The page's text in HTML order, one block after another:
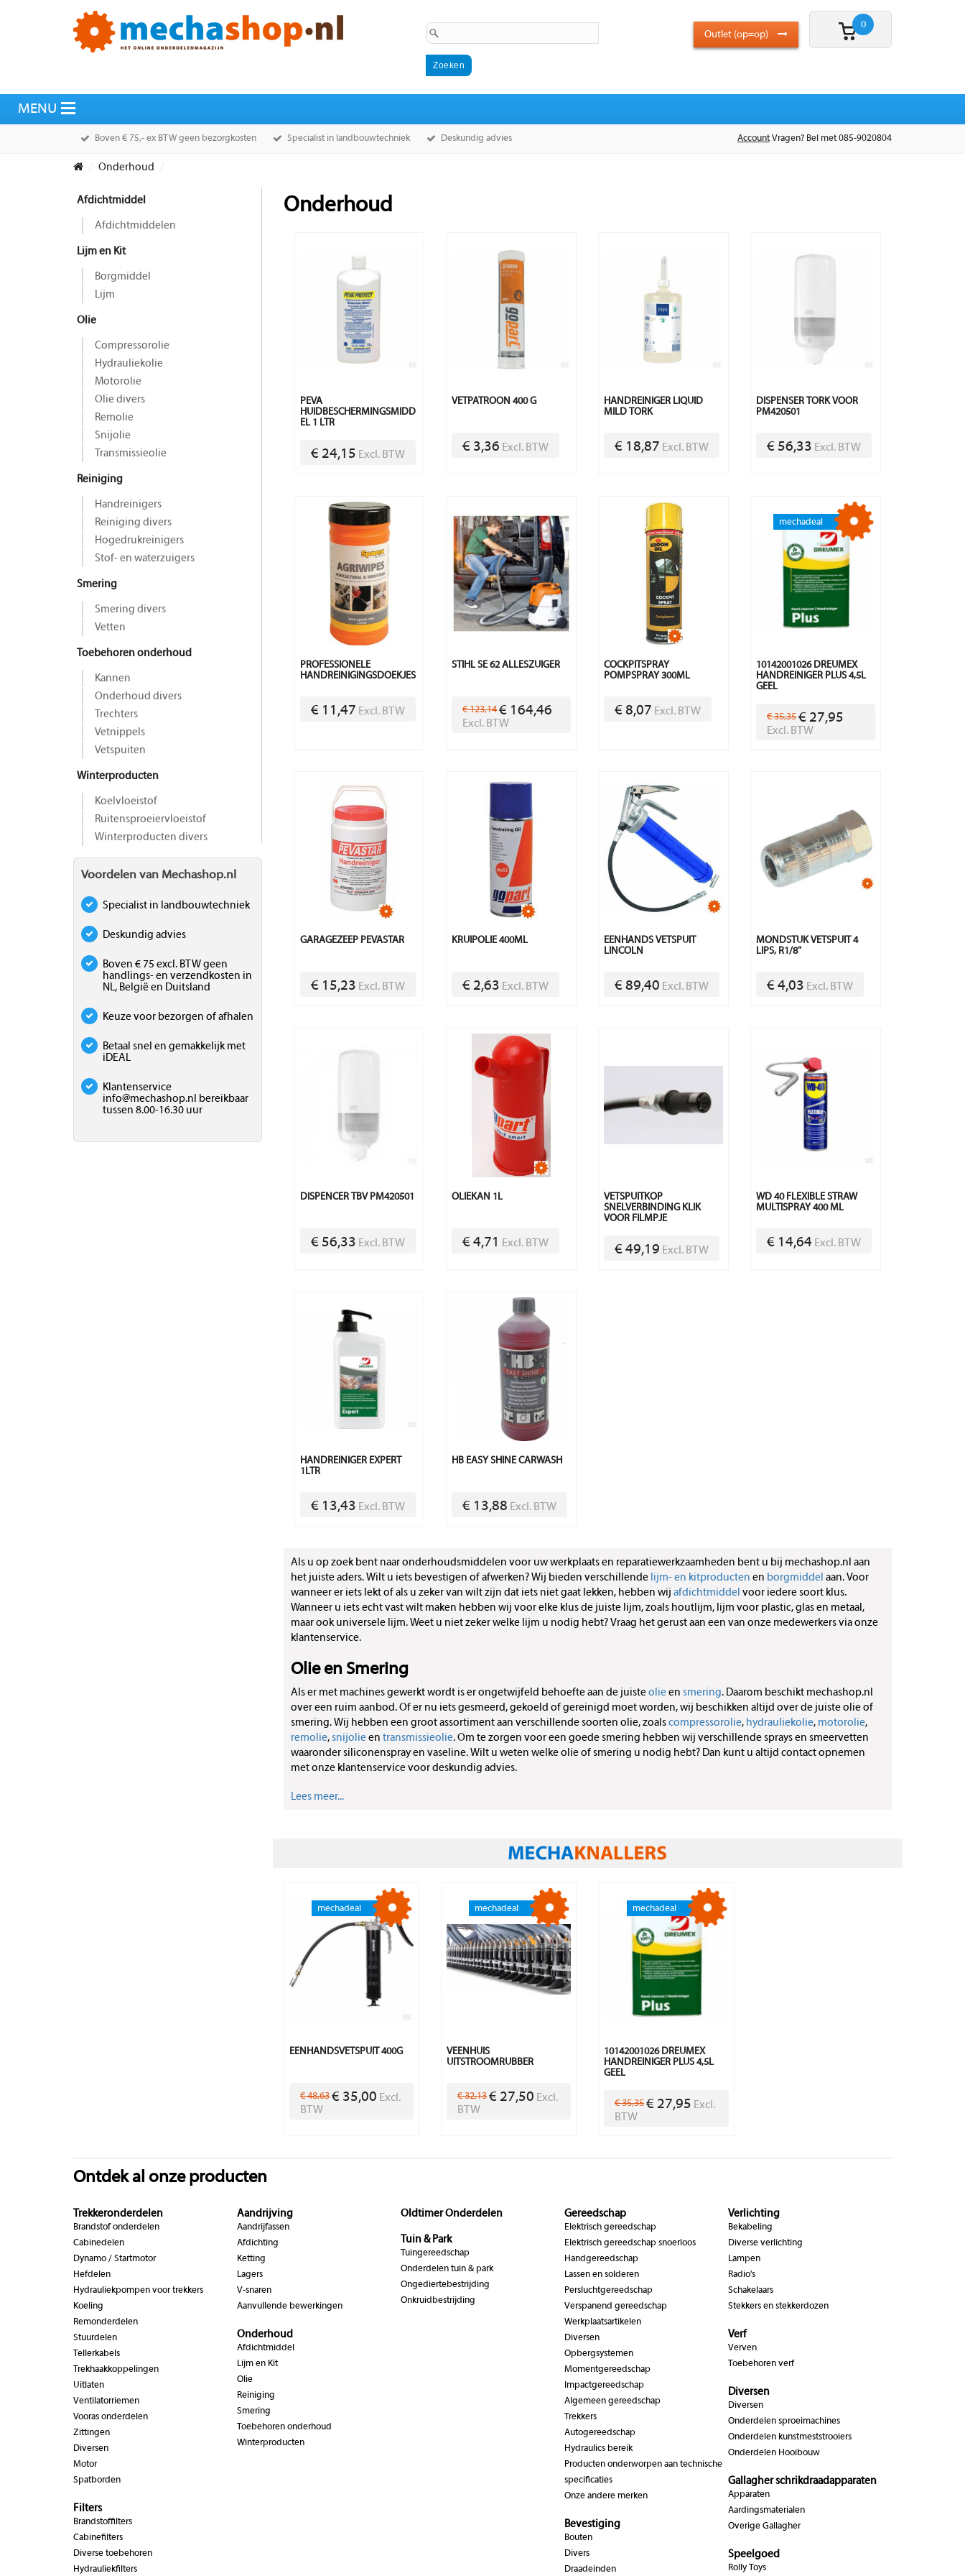
0
Outlet (op=op)
Boven € 75,- ex BTW geen bezorgkosten Specialist in landbouwtechniek Deskundig advies Account Vragen? Bel met 085-9020804
Onderhoud
Afdichtmiddel
Afdichtmiddelen
Lijm en Kit
Borgmiddel
Lijm
Olie
Compressorolie
Hydrauliekolie
Motorolie
Olie divers
Remolie
Snijolie
Transmissieolie
Reiniging
Handreinigers
Reiniging divers
Hogedrukreinigers
Stof- en waterzuigers
Smering
Smering divers
Vetten
Toebehoren onderhoud
Kannen
Onderhoud divers
Trechters
Vetnippels
Vetspuiten
Winterproducten
Koelvloeistof
Ruitensproeiervloeistof
Winterproducten divers
Voordelen van Mechashop.nl
Specialist in landbouwtechniek
Deskundig advies
Boven € 75 excl. BTW geen
handlings- en verzendkosten in
NL, België en Duitsland
Keuze voor bezorgen of afhalen
Betaal snel en gemakkelijk met
iDEAL
Klantenservice
info@mechashop.nl
bereikbaar
tussen 8.00-16.30 uur
Onderhoud
PEVA
HUIDBESCHERMINGSMIDD
EL 1 LTR
€ 24,15 Excl. BTW
VETPATROON 400 G
€ 3,36 Excl. BTW
HANDREINIGER LIQUID
MILD TORK
€ 18,87 Excl. BTW
DISPENSER TORK VOOR
PM420501
€ 56,33 Excl. BTW
PROFESSIONELE
HANDREINIGINGSDOEKJES
€ 11,47 Excl. BTW
STIHL SE 62 ALLESZUIGER
€ 123,14 € 164,46
Excl. BTW
COCKPITSPRAY
POMPSPRAY 300ML
€ 8,07 Excl. BTW
10142001026 DREUMEX
HANDREINIGER PLUS 4,5L
GEEL
€ 35,35 € 27,95
Excl. BTW
GARAGEZEEP PEVASTAR
€ 15,23 Excl. BTW
KRUIPOLIE 400ML
€ 2,63 Excl. BTW
EENHANDS VETSPUIT
LINCOLN
€ 89,40 Excl. BTW
MONDSTUK VETSPUIT 4
LIPS, R1/8"
€ 4,03 Excl. BTW
DISPENCER TBV PM420501
€ 56,33 Excl. BTW
OLIEKAN 1L
€ 4,71 Excl. BTW
VETSPUITKOP
SNELVERBINDING KLIK
VOOR FILMPJE
€ 49,19 Excl. BTW
WD 40 FLEXIBLE STRAW
MULTISPRAY 400 ML
€ 14,64 Excl. BTW
HANDREINIGER EXPERT
1LTR
€ 13,43 Excl. BTW
HB EASY SHINE CARWASH
€ 13,88 Excl. BTW
Als u op zoek bent naar onderhoudsmiddelen voor uw werkplaats en reparatiewerkzaamheden bent u bij mechashop.nl aan
het juiste aders. Wilt u iets bevestigen of afwerken? Wij bieden verschillende lijm- en kitproducten en borgmiddel aan. Voor
wanneer er iets lekt of als u zeker van wilt zijn dat iets niet gaat lekken, hebben wij afdichtmiddel voor iedere soort klus.
Wanneer u iets echt vast wilt maken hebben wij voor elke klus de juiste lijm, zoals houtlijm, lijm voor plastic, glas en metaal,
maar ook universele lijm. Weet u niet zeker welke lijm u nodig hebt? Vraag het gerust aan een van onze medewerkers via onze
klantenservice.
Olie en Smering
Als er met machines gewerkt wordt is er ongetwijfeld behoefte aan de juisteolieen smering. Daarom beschikt mechashop.nl
over een ruim aanbod. Of er nu iets gesmeerd, gekoeld of gereinigd moet worden, wij beschikken altijd over de juiste olie of
smering. Wij hebben een groot assortiment aan verschillende soorten olie, zoalscompressorolie, hydrauliekolie, motorolie,
remolie,snijolieen transmissieolie. Om te zorgen voor een goede smering hebben wij verschillende sprays en smeervetten
waaronder siliconenspray en vaseline. Wilt u weten welke olie of smering u nodig hebt? Dan kunt u altijd contact opnemen
met onze klantenservice voor deskundig advies.
Lees meer...
EENHANDSVETSPUIT 400G
€ 48,63 € 35,00 Excl.
BTW
VEENHUIS
UITSTROOMRUBBER
€ 32,13 € 27,50 Excl.
BTW
10142001026 DREUMEX
HANDREINIGER PLUS 4,5L
GEEL
€ 35,35 € 27,95 Excl.
BTW
Ontdek al onze producten
Trekkeronderdelen
Brandstof onderdelen
Cabinedelen
Dynamo / Startmotor
Hefdelen
Hydrauliekpompen voor trekkers
Koeling
Remonderdelen
Stuurdelen
Tellerkabels
Trekhaakkoppelingen
Uitlaten
Ventilatorriemen
Vooras onderdelen
Zittingen
Diversen
Motor
Spatborden
Filters
Brandstoffilters
Cabinefilters
Diverse toebehoren
Hydrauliekfilters
Aandrijving
Aandrijfassen
Afdichting
Ketting
Lagers
V-snaren
Aanvullende bewerkingen
Onderhoud
Afdichtmiddel
Lijm en Kit
Olie
Reiniging
Smering
Toebehoren onderhoud
Winterproducten
Oldtimer Onderdelen
Tuin & Park
Tuingereedschap
Onderdelen tuin & park
Ongediertebestrijding
Onkruidbestrijding
Gereedschap
Elektrisch gereedschap
Elektrisch gereedschap snoerloos
Handgereedschap
Lassen en solderen
Persluchtgereedschap
Verspanend gereedschap
Werkplaatsartikelen
Diversen
Opbergsystemen
Momentgereedschap
Impactgereedschap
Algemeen gereedschap
Trekkers
Autogereedschap
Hydraulics bereik
Producten onderworpen aan technische
specificaties
Onze andere merken
Bevestiging
Bouten
Divers
Draadeinden
Verlichting
Bekabeling
Diverse verlichting
Lampen
Radio's
Schakelaars
Stekkers en stekkerdozen
Verf
Verven
Toebehoren verf
Diversen
Diversen
Onderdelen sproeimachines
Onderdelen kunstmeststrooiers
Onderdelen Hooibouw
Gallagher schrikdraadapparaten
Apparaten
Aardingsmaterialen
Overige Gallagher
Speelgoed
Rolly Toys